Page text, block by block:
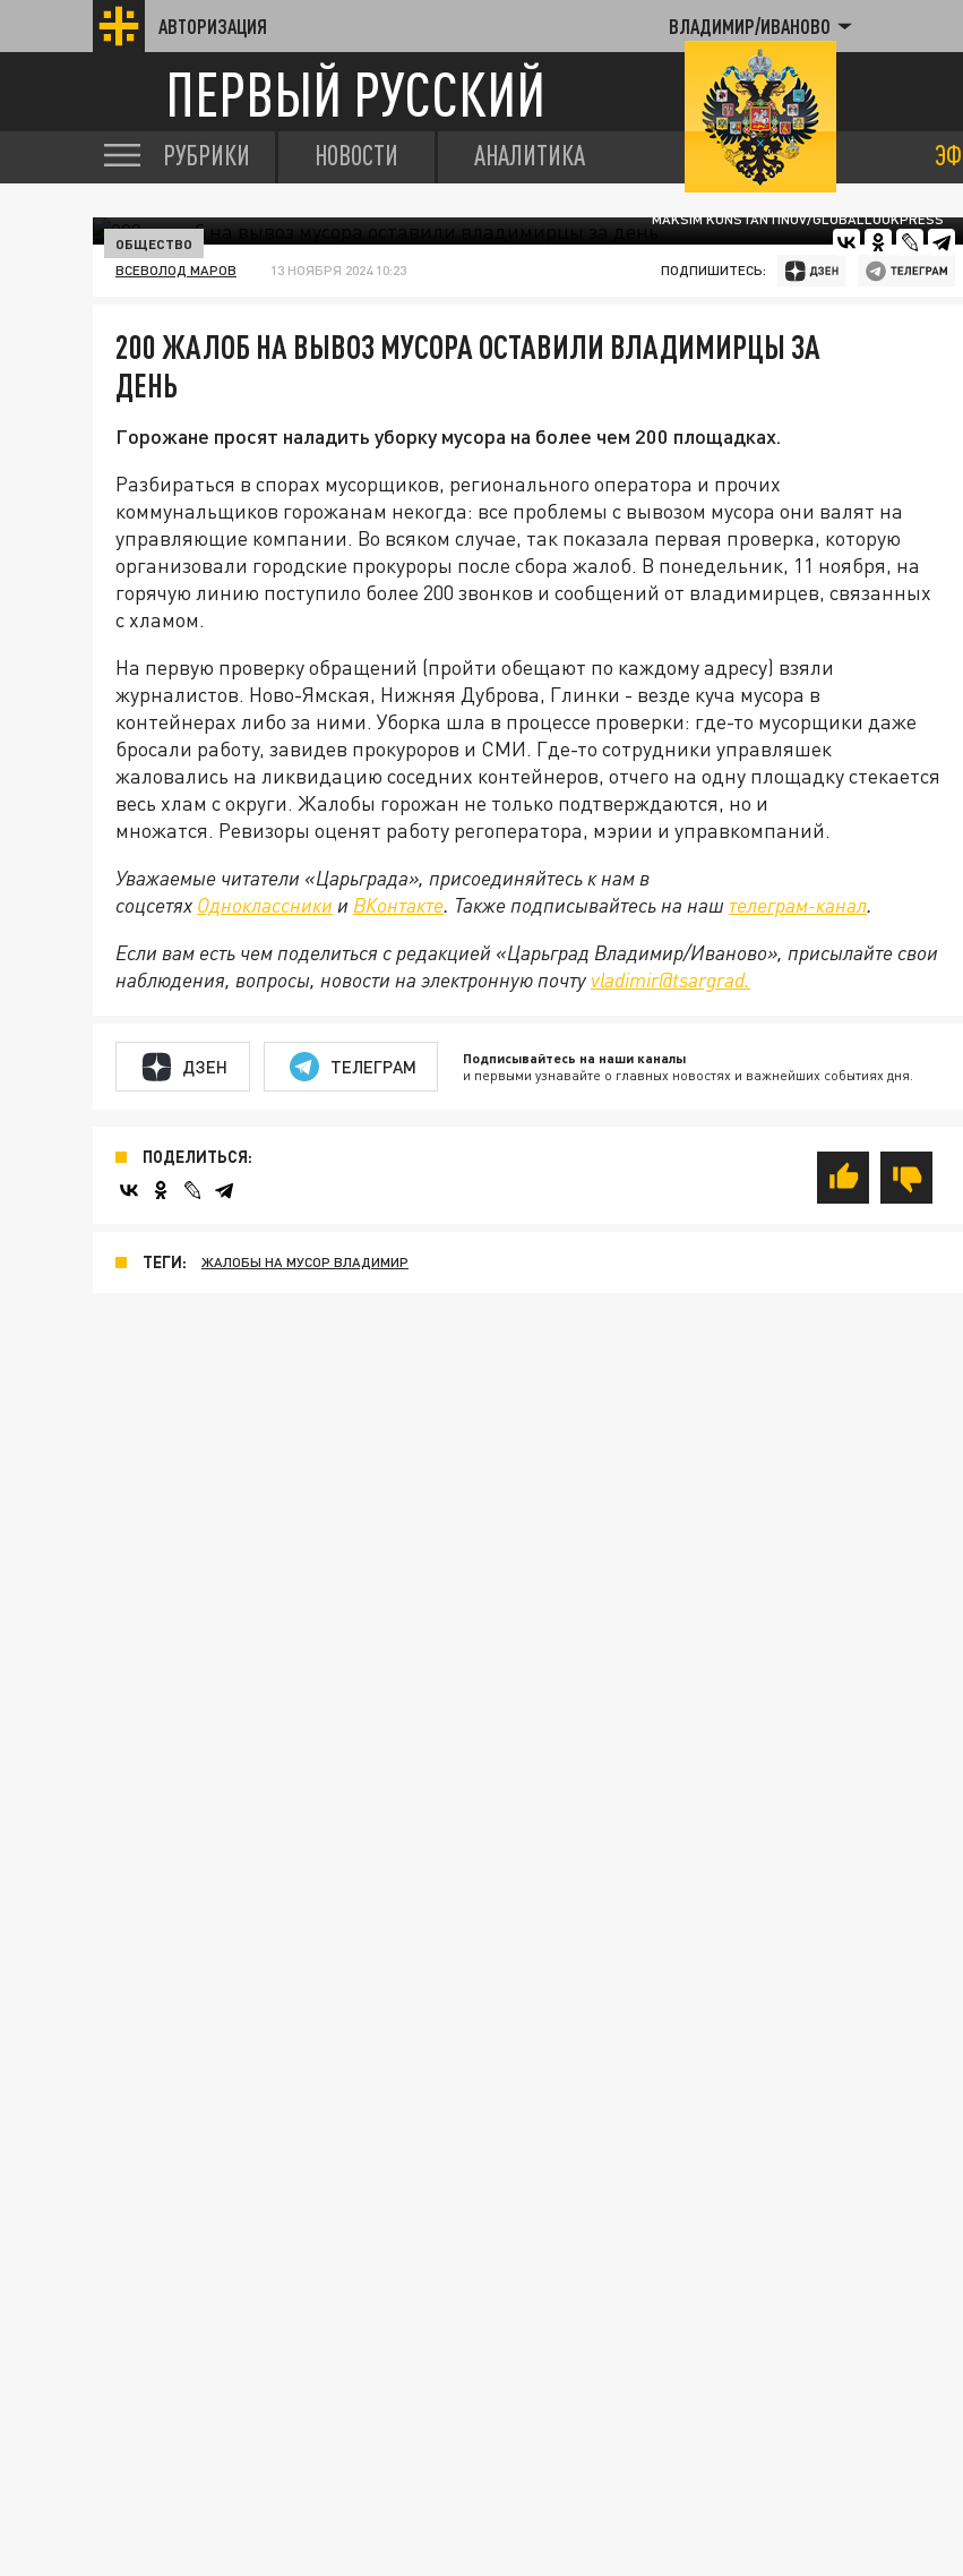
АВТОРИЗАЦИЯ ВЛАДИМИР/ИВАНОВО
ПЕРВЫЙ РУССКИЙ
РУБРИКИ НОВОСТИ АНАЛИТИКА
MAKSIM KONSTANTINOV/GLOBALLOOKPRESS
ОБЩЕСТВО
ВСЕВОЛОД МАРОВ 13 НОЯБРЯ 2024 10:23 ПОДПИШИТЕСЬ:
200 ЖАЛОБ НА ВЫВОЗ МУСОРА ОСТАВИЛИ ВЛАДИМИРЦЫ ЗА
ДЕНЬ
Горожане просят наладить уборку мусора на более чем 200 площадках.
Разбираться в спорах мусорщиков, регионального оператора и прочих
коммунальщиков горожанам некогда: все проблемы с вывозом мусора они валят на
управляющие компании. Во всяком случае, так показала первая проверка, которую
организовали городские прокуроры после сбора жалоб. В понедельник, 11 ноября, на
горячую линию поступило более 200 звонков и сообщений от владимирцев, связанных
с хламом.
На первую проверку обращений (пройти обещают по каждому адресу) взяли
журналистов. Ново-Ямская, Нижняя Дуброва, Глинки - везде куча мусора в
контейнерах либо за ними. Уборка шла в процессе проверки: где-то мусорщики даже
бросали работу, завидев прокуроров и СМИ. Где-то сотрудники управляшек
жаловались на ликвидацию соседних контейнеров, отчего на одну площадку стекается
весь хлам с округи. Жалобы горожан не только подтверждаются, но и
множатся. Ревизоры оценят работу регоператора, мэрии и управкомпаний.
Уважаемые читатели «Царьграда», присоединяйтесь к нам в
соцсетях Одноклассники и ВКонтакте. Также подписывайтесь на наш телеграм-канал.
Если вам есть чем поделиться с редакцией «Царьград Владимир/Иваново», присылайте свои
наблюдения, вопросы, новости на электронную почту vladimir@tsargrad.
ДЗЕН ТЕЛЕГРАМ Подписывайтесь на наши каналы
и первыми узнавайте о главных новостях и важнейших событиях дня.
ПОДЕЛИТЬСЯ:
ТЕГИ: ЖАЛОБЫ НА МУСОР ВЛАДИМИР